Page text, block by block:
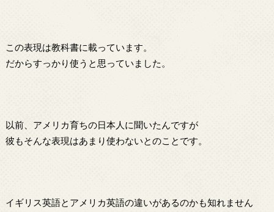
この表現は教科書に載っています。
だからすっかり使うと思っていました。
以前、アメリカ育ちの日本人に聞いたんですが
彼もそんな表現はあまり使わないとのことです。
イギリス英語とアメリカ英語の違いがあるのかも知れません